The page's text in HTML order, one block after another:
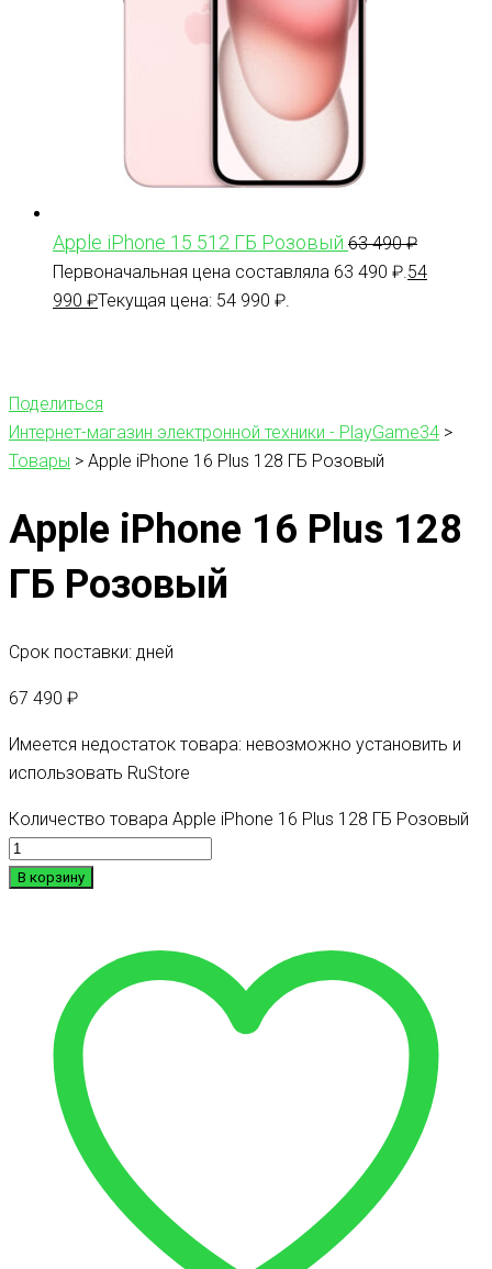
Apple iPhone 15 512 ГБ Розовый 63 490₽
Первоначальная цена составляла 63 490 ₽. 54
990 ₽Текущая цена: 54 990 ₽.
Поделиться
Интернет-магазин электронной техники - PlayGame34 >
Товары > Apple iPhone 16 Plus 128 ГБ Розовый
Apple iPhone 16 Plus 128
ГБ Розовый
Срок поставки: дней
67 490 ₽
Имеется недостаток товара: невозможно установить и
использовать RuStore
Количество товара Apple iPhone 16 Plus 128 ГБ Розовый
В корзину